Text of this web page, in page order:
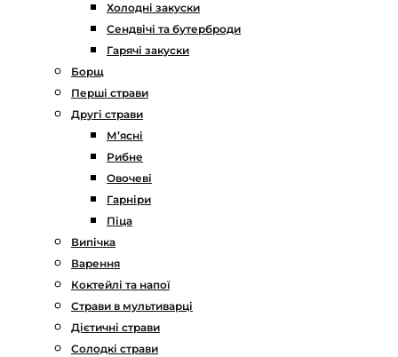
Холодні закуски
Сендвічі та бутерброди
Гарячі закуски
Борщ
Перші страви
Другі страви
М’ясні
Рибне
Овочеві
Гарніри
Піца
Випічка
Варення
Коктейлі та напої
Страви в мультиварці
Дієтичні страви
Солодкі страви